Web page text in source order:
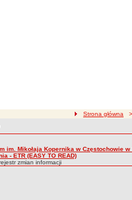
ścieżka nawigacji
Strona główna >
im. Mikołaja Kopernika w Częstochowie w
- ETR (EASY TO READ)
zmian informacji